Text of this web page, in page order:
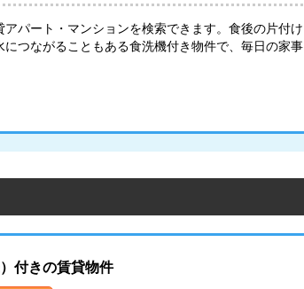
パート・マンションを検索できます。食後の片付け
つながることもある食洗機付き物件で、毎日の家事
付きの賃貸物件